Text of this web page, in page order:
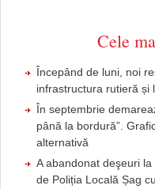
Cele
Începând de luni, noi
infrastructura rutieră și
În septembrie
până la bordură”.
alternativă
A abandonat deşeuri
de Poliția Locală Șag